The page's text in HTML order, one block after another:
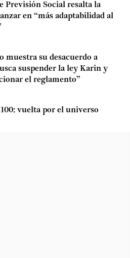
Previsión Social resalta la
en “más adaptabilidad al
muestra su desacuerdo a
suspender la ley Karin y
el reglamento”
vuelta por el universo